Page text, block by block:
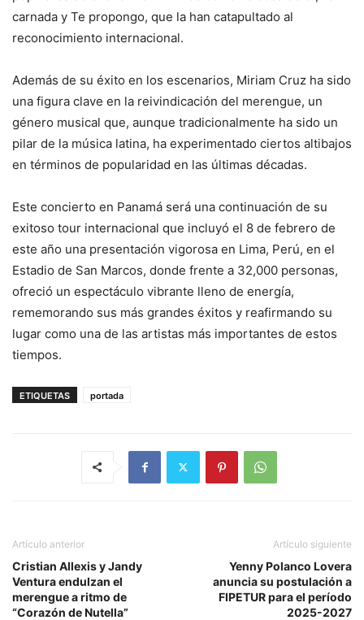
carnada y Te propongo, que la han catapultado al
reconocimiento internacional.
Además de su éxito en los escenarios, Miriam Cruz ha sido
una figura clave en la reivindicación del merengue, un
género musical que, aunque tradicionalmente ha sido un
pilar de la música latina, ha experimentado ciertos altibajos
en términos de popularidad en las últimas décadas.
Este concierto en Panamá será una continuación de su
exitoso tour internacional que incluyó el 8 de febrero de
este año una presentación vigorosa en Lima, Perú, en el
Estadio de San Marcos, donde frente a 32,000 personas,
ofreció un espectáculo vibrante lleno de energía,
rememorando sus más grandes éxitos y reafirmando su
lugar como una de las artistas más importantes de estos
tiempos.
ETIQUETAS portada
Artículo anterior
Cristian Allexis y Jandy
Ventura endulzan el
merengue a ritmo de
“Corazón de Nutella”
Artículo siguiente
Yenny Polanco Lovera
anuncia su postulación a
FIPETUR para el período
2025-2027